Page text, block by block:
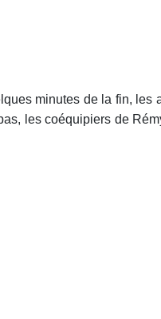
minutes de la fin, les
les coéquipiers de